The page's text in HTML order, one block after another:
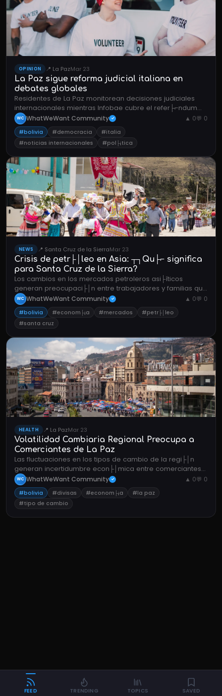
OPINION 📍 La PazMar 23
La Paz sigue reforma judicial italiana en
debates globales
Residentes de La Paz monitorean decisiones judiciales
internacionales mientras Infobae cubre el refer├⌐ndum
italiano.
WC WhatWeWant Community ✓ ▲ 0💬 0
#bolivia #democracia
#italia
#noticias internacionales
#pol├¡tica
NEWS 📍 Santa Cruz de la SierraMar 23
Crisis de petr├│leo en Asia: ┬┐Qu├⌐ significa
para Santa Cruz de la Sierra?
Los cambios en los mercados petroleros asi├íticos
generan preocupaci├│n entre trabajadores y familias que
dependen de la industria hidrocarbur├¡fera en Bolivia.
WC WhatWeWant Community ✓ ▲ 0💬 0
#bolivia #econom├¡a #mercados
#petr├│leo
#santa cruz
HEALTH 📍 La PazMar 23
Volatilidad Cambiaria Regional Preocupa a
Comerciantes de La Paz
Las fluctuaciones en los tipos de cambio de la regi├│n
generan incertidumbre econ├│mica entre comerciantes
de La Paz.
WC WhatWeWant Community ✓ ▲ 0💬 0
#bolivia #divisas #econom├¡a
#la paz
#tipo de cambio
FEED TRENDING TOPICS SAVED